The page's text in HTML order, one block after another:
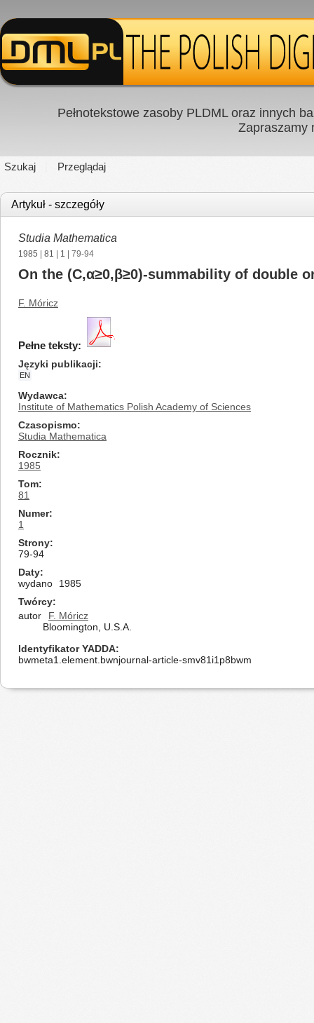
Pełnotekstowe zasoby PLDML oraz innych
Zapraszamy
Szukaj Przeglądaj
Artykuł - szczegóły
Studia Mathematica
1985 81 1 | 79-94
On the (C,α≥0,β≥0)-summability of double
F. Móricz
Pełne teksty:
Języki publikacji
EN
Wydawca
Institute of Mathematics Polish Academy of Sciences
Czasopismo
Studia Mathematica
Rocznik
1985
Tom
81
Numer
1
Strony
79-94
Daty
wydano
1985
Twórcy
autor
F. Móricz
Bloomington, U.S.A.
Identyfikator YADDA
bwmeta1.element.bwnjournal-article-smv81i1p8bwm